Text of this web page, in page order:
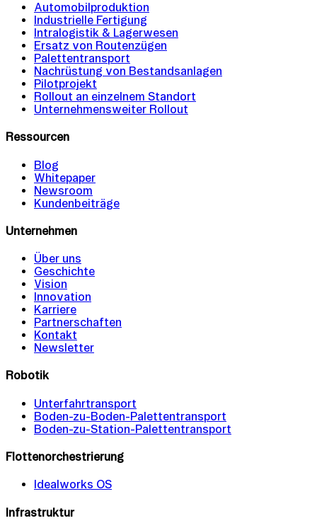
Automobilproduktion
Industrielle Fertigung
Intralogistik & Lagerwesen
Ersatz von Routenzügen
Palettentransport
Nachrüstung von Bestandsanlagen
Pilotprojekt
Rollout an einzelnem Standort
Unternehmensweiter Rollout
Ressourcen
Blog
Whitepaper
Newsroom
Kundenbeiträge
Unternehmen
Über uns
Geschichte
Vision
Innovation
Karriere
Partnerschaften
Kontakt
Newsletter
Robotik
Unterfahrtransport
Boden-zu-Boden-Palettentransport
Boden-zu-Station-Palettentransport
Flottenorchestrierung
Idealworks OS
Infrastruktur